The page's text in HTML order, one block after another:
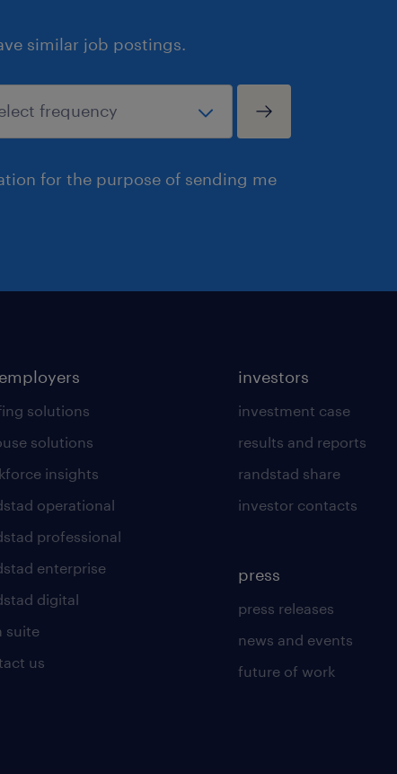
similar job postings.
for the purpose of sending me
solutions
solutions
insights
operational
professional
enterprise
digital
suite
us
investors
investment case
results and reports
randstad share
investor contacts
press
press releases
news and events
future of work